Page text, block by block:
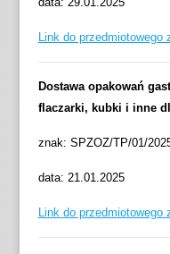
Link do przedmiotowego
Dostawa opakowań
flaczarki, kubki i inne
znak: SPZOZ/TP/01/
data: 21.01.2025
Link do przedmiotowego